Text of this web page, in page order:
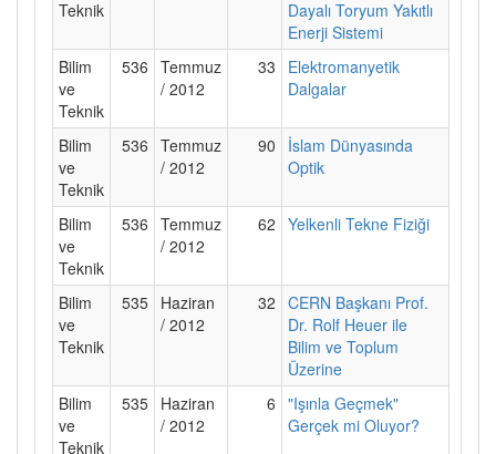
Teknik
Dayalı Toryum Yakıtlı
Enerji Sistemi
Bilim
ve
Teknik
536 Temmuz
/ 2012
33
Elektromanyetik
Dalgalar
Bilim
ve
Teknik
536 Temmuz
/ 2012
90
İslam Dünyasında
Optik
Bilim
ve
Teknik
536 Temmuz
/ 2012
62 Yelkenli Tekne Fiziği
Bilim
ve
Teknik
535 Haziran
/ 2012
32 CERN Başkanı Prof.
Dr. Rolf Heuer ile
Bilim ve Toplum
Üzerine
Bilim
ve
Teknik
535 Haziran
/ 2012
6 "Işınla Geçmek"
Gerçek mi Oluyor?